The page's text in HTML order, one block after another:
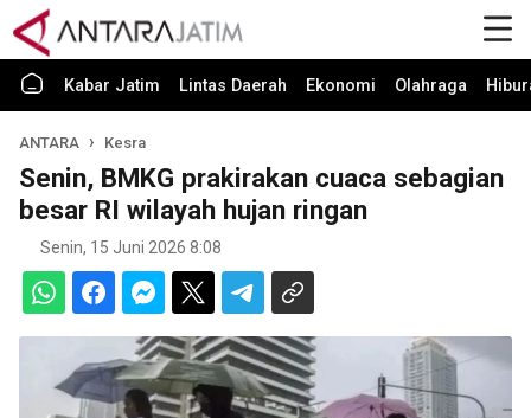
Kabar Jatim Lintas Daerah Ekonomi Olahraga
ANTARA Kesra
Senin, BMKG prakirakan cuaca sebagian
besar RI wilayah hujan ringan
Senin, 15 Juni 2026 8:08